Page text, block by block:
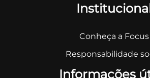
Conheça a Focus
Responsabilidade
Informações